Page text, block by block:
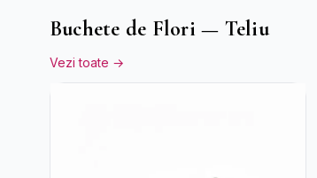
Buchete de Flori — Teliu
Vezi toate →